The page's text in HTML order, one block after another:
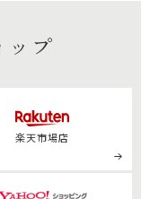
プ
楽天市場店